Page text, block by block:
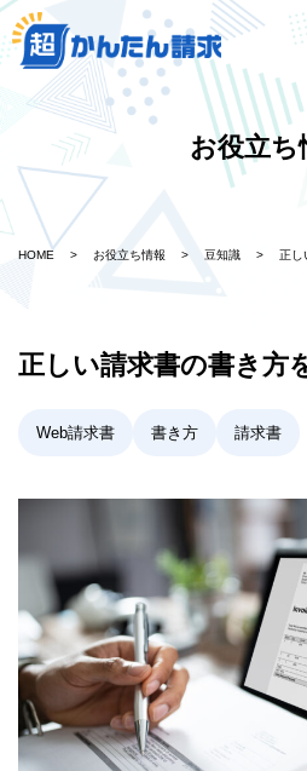
お役立ち
HOME > お役立ち情報 > 豆知識 > 正し
正しい請求書の書き方
Web請求書 書き方 請求書